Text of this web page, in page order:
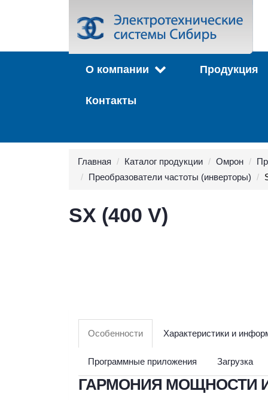
О компании Продукция
Контакты
Главная Каталог продукции Омрон
Преобразователи частоты (инверторы)
SX (400 V)
Особенности Характеристики и
Программные приложения Загрузка
ГАРМОНИЯ МОЩНОСТИ